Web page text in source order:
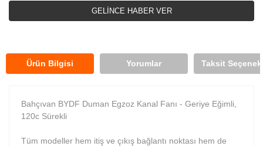
GELİNCE HABER VER
Ürün Bilgisi Yorumlar Taksit
Bahçıvan BYDF Duman Egzoz Kanal Fanı - Geriye Eğimli,
120c Sürekli
Tüm modeller hem itiş ve çıkış bağlantı noktası hem de